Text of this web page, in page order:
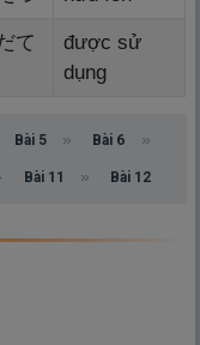
て
được sử
dụng
Bài 5 Bài 6
Bài 11 Bài 12